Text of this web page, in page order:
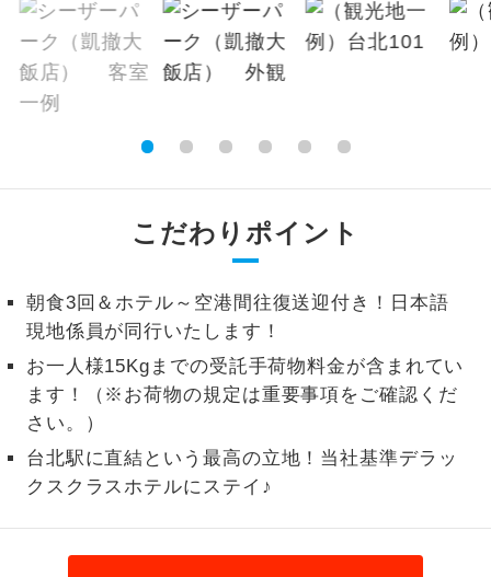
こだわりポイント
朝食3回＆ホテル～空港間往復送迎付き！日本語
現地係員が同行いたします！
お一人様15Kgまでの受託手荷物料金が含まれてい
ます！（※お荷物の規定は重要事項をご確認くだ
さい。）
台北駅に直結という最高の立地！当社基準デラッ
クスクラスホテルにステイ♪
2,530円、子供（2歳以上12歳未満）2,530円
2026/9/29〜2026/10/4 大人（12歳以上）
2,530円、子供（2歳以上12歳未満）2,530円
2026/10/5〜2026/10/12 大人（12歳以上）
3,800円、子供（2歳以上12歳未満）3,800円
3,800円、子供（2歳以上12歳未満）3,800円
2026/10/20〜2026/10/22 大人（12歳以上）
3,800円、子供（2歳以上12歳未満）3,800円
2026/10/23〜2026/10/24 大人（12歳以上）
3,800円、子供（2歳以上12歳未満）3,800円
3,800円、子供（2歳以上12歳未満）3,800円
2026/10/27〜2026/12/17 大人（12歳以上）
2026/12/18〜2027/1/2 大人（12歳以上）
3,800円、子供（2歳以上12歳未満）3,800円
2027/1/3〜2027/1/28 大人（12歳以上）
3,800円、子供（2歳以上12歳未満）3,800円
大浴場 ご宿泊ホテルに大浴場が付いています。
全食事付き
全てのお食事が付いていますので、お食
だけます。
トラベルイヤ
周りの音を気にせず、ガイドさんの説明
をじっくり聞くことができます。
1名様催行
す。
2名様催行
2名様から出発可能な個人型プランで
おひとり様参
加限定
おひとり様限定でご参加いただけるコー
スです。